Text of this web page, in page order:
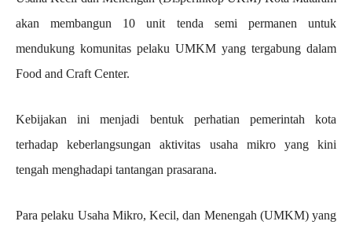
akan membangun 10 unit tenda semi permanen untuk
mendukung komunitas pelaku UMKM yang tergabung dalam
Food and Craft Center.
Kebijakan ini menjadi bentuk perhatian pemerintah kota
terhadap keberlangsungan aktivitas usaha mikro yang kini
tengah menghadapi tantangan prasarana.
Para pelaku Usaha Mikro, Kecil, dan Menengah (UMKM) yang